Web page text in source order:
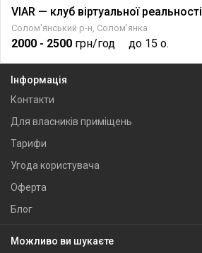
VIAR — клуб віртуальної реальності
Солом'янський р-н, Солом'янка
2000 - 2500 грн/год до 15 о.
Інформація
Контакти
Для власників приміщень
Тарифи
Угода користувача
Оферта
Блог
Можливо ви шукаєте